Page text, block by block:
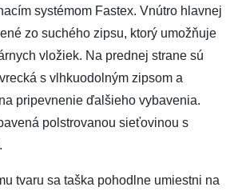
systémom Fastex. Vnútro hlavnej
zo suchého zipsu, ktorý umožňuje
vložiek. Na prednej strane sú
s vlhkuodolným zipsom a
pripevnenie ďalšieho vybavenia.
polstrovanou sieťovinou s
tvaru sa taška pohodlne umiestni na